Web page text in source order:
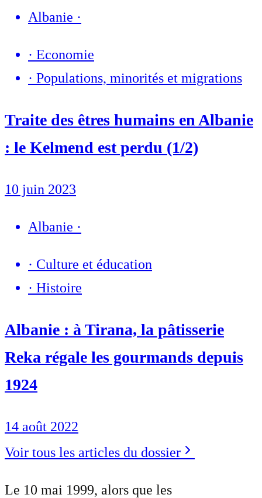
Albanie ·
· Economie
· Populations, minorités et migrations
Traite des êtres humains en Albanie
: le Kelmend est perdu (1/2)
10 juin 2023
Albanie ·
· Culture et éducation
· Histoire
Albanie : à Tirana, la pâtisserie
Reka régale les gourmands depuis
1924
14 août 2022
Voir tous les articles du dossier
Le 10 mai 1999, alors que les